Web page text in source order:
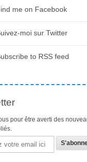
me on Facebook
moi sur Twitter
to RSS feed
pour être averti des